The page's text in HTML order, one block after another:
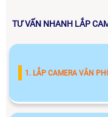
TƯ VẤN NHANH LẮP
1. LẮP CAMERA VĂN